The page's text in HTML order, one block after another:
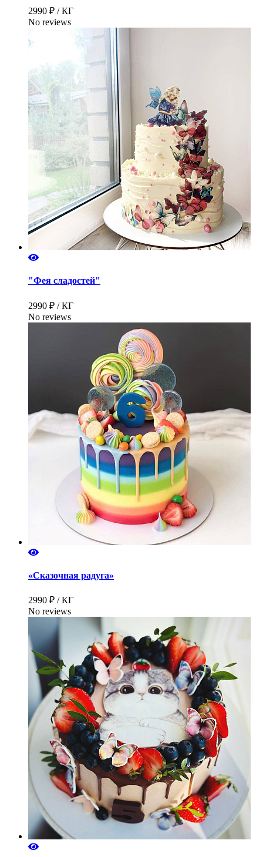
2990 ₽ / КГ
No reviews
"Фея сладостей"
2990 ₽ / КГ
No reviews
«Сказочная радуга»
2990 ₽ / КГ
No reviews